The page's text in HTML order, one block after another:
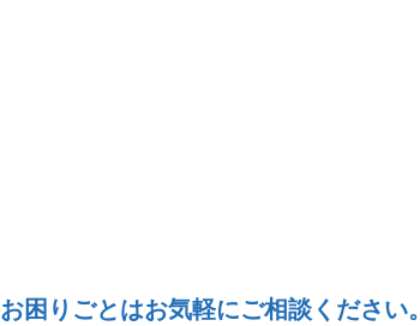
困りごとはお気軽にご相談ください。